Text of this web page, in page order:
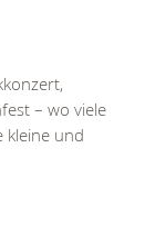
– wo viele
kleine und